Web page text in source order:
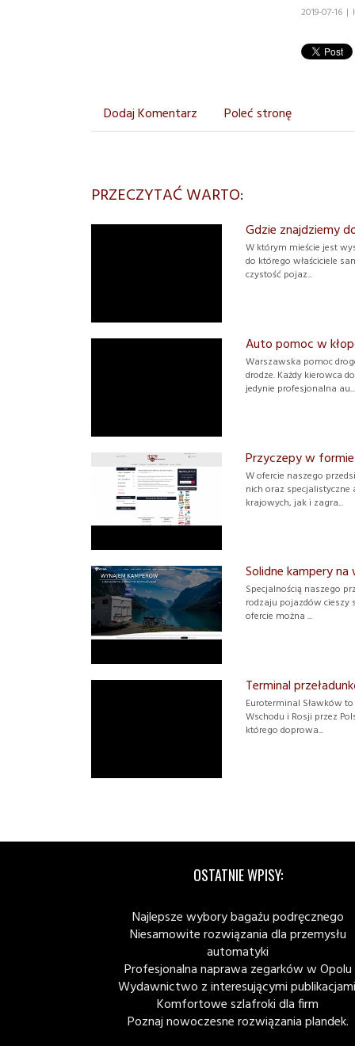
2019-07-16 |
Dodaj Komentarz Poleć stronę
PRZECZYTAĆ WARTO:
Gdzie znajdziemy
W którym mieście jest
do którego właściciele
czystość pojaz...
Auto pomoc w
Warszawska pomoc
drodze. Każdy kierowca
jedynie profesjonalna au...
Przyczepy w
W ofercie naszego
nich oraz
krajowych, jak i zagra...
Solidne kampery na
Specjalnością naszego
rodzaju pojazdów cieszy
ofercie można ...
Terminal
Euroterminal Sławków
Wschodu i Rosji przez
którego doprowa...
OSTATNIE WPISY:
Najlepsze wybory bagażu podręcznego
Niesamowite rozwiązania dla przemysłu
automatyki
Profesjonalna naprawa zegarków w Opolu
Wydawnictwo z interesującymi
Komfortowe szlafroki dla firm
Poznaj nowoczesne rozwiązania plandek.